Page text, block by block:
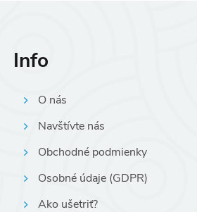
Info
O nás
Navštívte nás
Obchodné podmienky
Osobné údaje (GDPR)
Ako ušetriť?